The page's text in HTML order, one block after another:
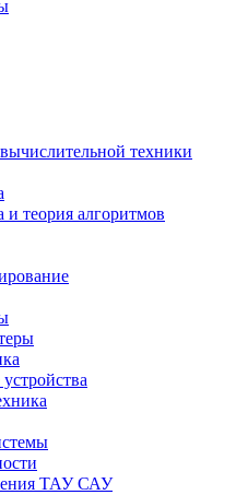
техники
теория алгоритмов
ТАУ САУ